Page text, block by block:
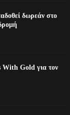
δωρεάν στο
With Gold για τον